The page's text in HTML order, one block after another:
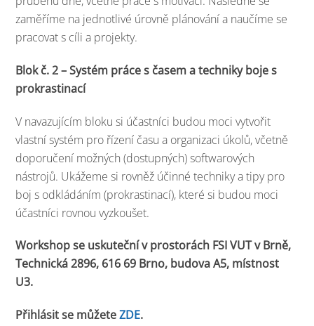
zaměříme na jednotlivé úrovně plánování a naučíme se
pracovat s cíli a projekty.
Blok č. 2 – Systém práce s časem a techniky boje s
prokrastinací
V navazujícím bloku si účastníci budou moci vytvořit
vlastní systém pro řízení času a organizaci úkolů, včetně
doporučení možných (dostupných) softwarových
nástrojů. Ukážeme si rovněž účinné techniky a tipy pro
boj s odkládáním (prokrastinací), které si budou moci
účastníci rovnou vyzkoušet.
Workshop se uskuteční v prostorách FSI VUT v Brně,
Technická 2896, 616 69 Brno, budova A5, místnost
U3.
Přihlásit se můžeteZDE.